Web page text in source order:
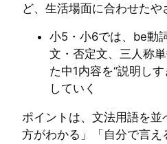
ど、生活場面に合わせたや
小5・小6では、be動
文・否定文、三人称
た中1内容を“説明し
していく
ポイントは、文法用語を並
方がわかる」「自分で言え